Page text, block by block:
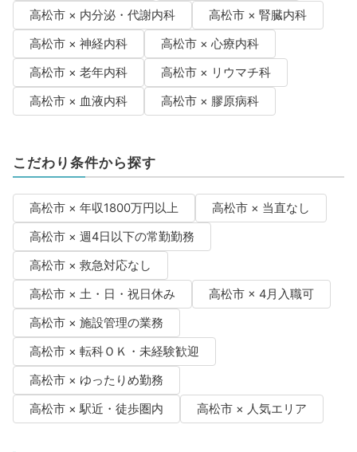
高松市 × 内分泌・代謝内科
高松市 × 腎臓内科
高松市 × 神経内科
高松市 × 心療内科
高松市 × 老年内科
高松市 × リウマチ科
高松市 × 血液内科
高松市 × 膠原病科
こだわり条件から探す
高松市 × 年収1800万円以上
高松市 × 当直なし
高松市 × 週4日以下の常勤勤務
高松市 × 救急対応なし
高松市 × 土・日・祝日休み
高松市 × 4月入職可
高松市 × 施設管理の業務
高松市 × 転科ＯＫ・未経験歓迎
高松市 × ゆったりめ勤務
高松市 × 駅近・徒歩圏内
高松市 × 人気エリア